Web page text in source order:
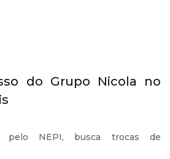
do Grupo Nicola no
pelo NEPI, busca trocas de